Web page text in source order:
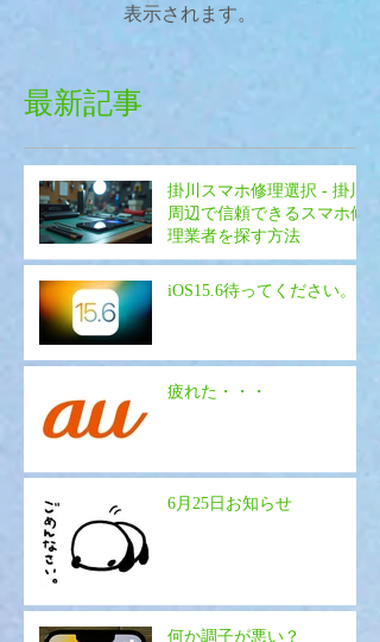
表示されます。
最新記事
掛川スマホ修理選択 - 掛川
周辺で信頼できるスマホ修
理業者を探す方法
iOS15.6待ってください。
疲れた・・・
6月25日お知らせ
何か調子が悪い？